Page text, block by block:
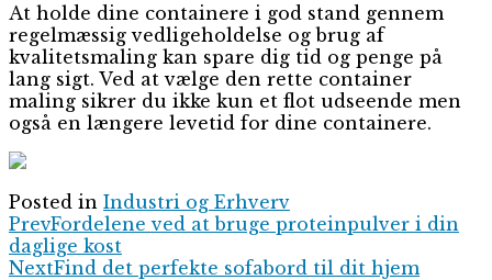
At holde dine containere i god stand gennem
regelmæssig vedligeholdelse og brug af
kvalitetsmaling kan spare dig tid og penge på
lang sigt. Ved at vælge den rette container
maling sikrer du ikke kun et flot udseende men
også en længere levetid for dine containere.
Posted in Industri og Erhverv
PrevFordelene ved at bruge proteinpulver i din
daglige kost
NextFind det perfekte sofabord til dit hjem